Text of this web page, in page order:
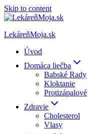
Skip to content
LekáreňMoja.sk
Úvod
Domáca liečba
Babské Rady
Kloktanie
Protizápalové
Zdravie
Cholesterol
Vlasy